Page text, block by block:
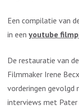
Een compilatie van
in een youtube
De restauratie van
Filmmaker Irene
vorderingen gevolgd
interviews met Pater